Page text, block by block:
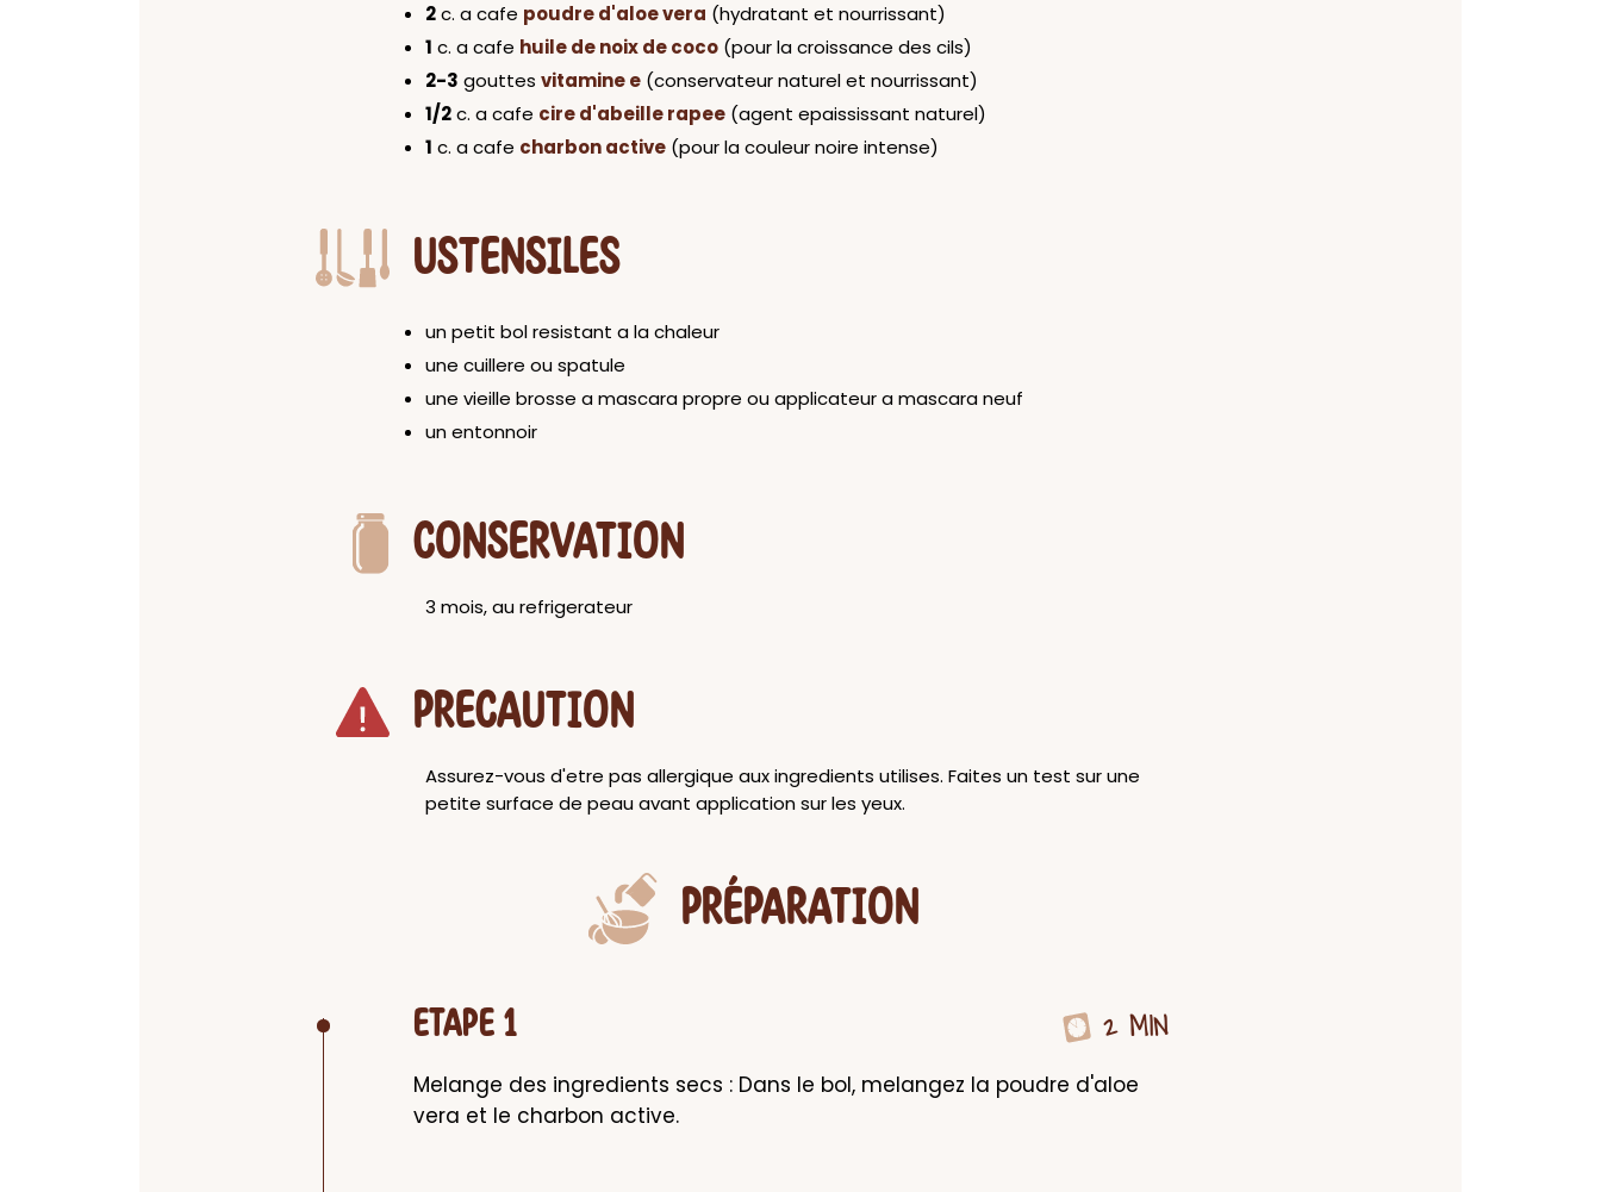
2c. a cafe poudre d'aloe vera (hydratant et nourrissant)
1 c. a cafe huile de noix de coco (pour la croissance des cils)
2-3 gouttes vitamine e (conservateur naturel et nourrissant)
1/2c. a cafe cire d'abeille rapee (agent epaississant naturel)
1 c. a cafe charbon active (pour la couleur noire intense)
USTENSILES
un petit bol resistant a la chaleur
une cuillere ou spatule
une vieille brosse a mascara propre ou applicateur a mascara neuf
un entonnoir
CONSERVATION
3 mois, au refrigerateur
PRECAUTION
Assurez-vous d'etre pas allergique aux ingredients utilises. Faites un test sur une
petite surface de peau avant application sur les yeux.
PRÉPARATION
ETAPE 1 2 MIN
Melange des ingredients secs : Dans le bol, melangez la poudre d'aloe
vera et le charbon active.